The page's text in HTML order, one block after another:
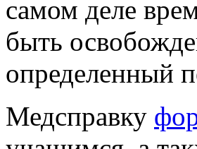
самом деле
быть
определенный
Медсправку